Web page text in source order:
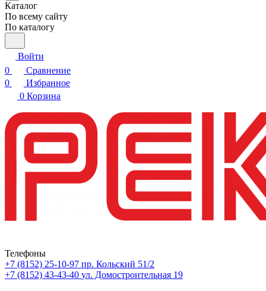
Каталог
По всему сайту
По каталогу
Войти
0
Сравнение
0
Избранное
0 Корзина
Телефоны
+7 (8152) 25-10-97 пр. Кольский 51/2
+7 (8152) 43-43-40 ул. Домостроительная 19